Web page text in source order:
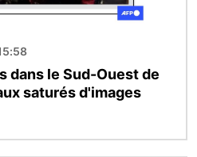
dans le Sud-Ouest de
saturés d'images